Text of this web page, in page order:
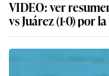
VIDEO: ver
vs Juárez (1-0) por